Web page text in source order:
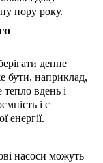
пору року.
денне
бути, наприклад,
вдень і
і є
енергії.
насоси можуть